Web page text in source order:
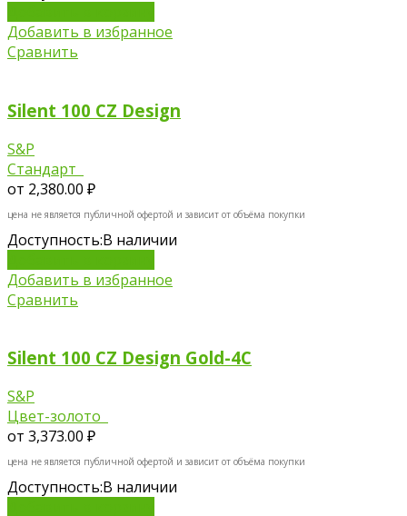
Добавить в избранное
Сравнить
Silent 100 CZ Design
S&P
Стандарт
от 2,380.00 ₽
цена не является публичной офертой и зависит от объёма покупки
Доступность:В наличии
Добавить в избранное
Сравнить
Silent 100 CZ Design Gold-4C
S&P
Цвет-золото
от 3,373.00 ₽
цена не является публичной офертой и зависит от объёма покупки
Доступность:В наличии